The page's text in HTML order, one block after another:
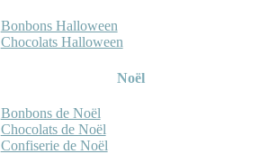
Bonbons Halloween
Chocolats Halloween
Noël
Bonbons de Noël
Chocolats de Noël
Confiserie de Noël